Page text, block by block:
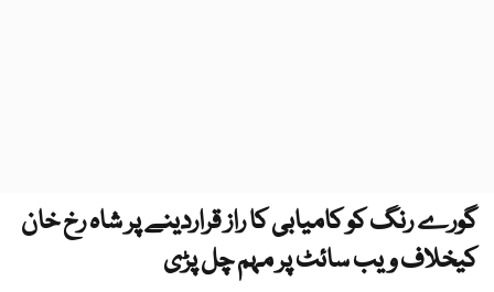
گورے رنگ کو کامیابی کا راز قراردینے پر شاہ رخ خان
کیخلاف ویب سائٹ پر مہم چل پڑی